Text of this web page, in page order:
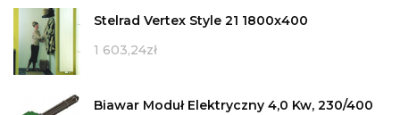
Stelrad Vertex Style 21 1800x400
1 603,24zł
Biawar Moduł Elektryczny 4,0 Kw, 230/400